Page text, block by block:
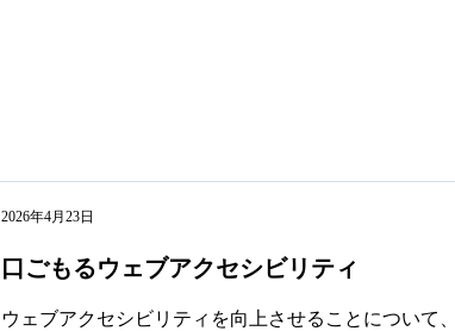
2026年4月23日
口ごもるウェブアクセシビリティ
ウェブアクセシビリティを向上させることについて